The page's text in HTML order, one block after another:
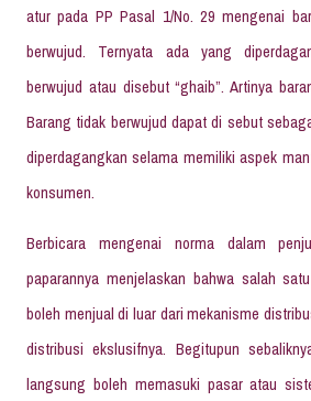
atur pada PP Pasal 1/No. 29 mengenai
berwujud. Ternyata ada yang
berwujud atau disebut “ghaib”. Artinya
Barang tidak berwujud dapat di sebut
diperdagangkan selama memiliki aspek
konsumen.
Berbicara mengenai norma dalam
paparannya menjelaskan bahwa salah
boleh menjual di luar dari mekanisme
distribusi ekslusifnya. Begitupun
langsung boleh memasuki pasar atau